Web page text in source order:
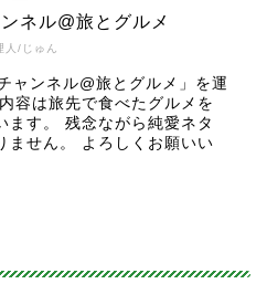
人/じゅん
ネル@旅とグルメ
ャンネル@旅とグルメ」を運
容は旅先で食べたグルメを
ます。 残念ながら純愛ネタ
ません。 よろしくお願いい